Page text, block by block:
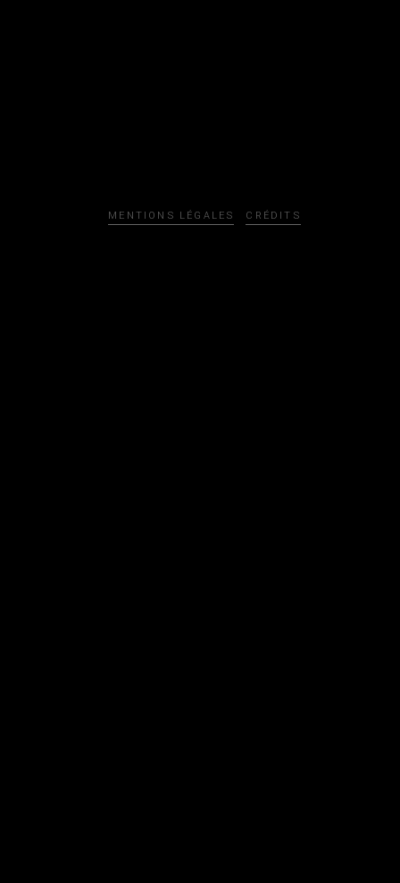
MENTIONS LÉGALES CRÉDITS